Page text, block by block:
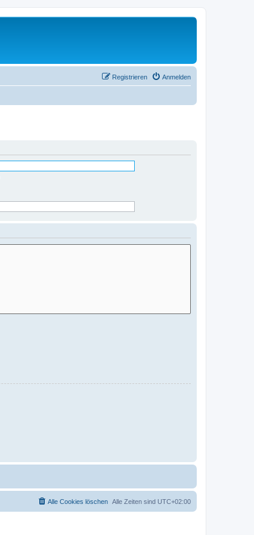
Anmelden
Registrieren
Alle Zeiten sind UTC+02:00
Alle Cookies löschen